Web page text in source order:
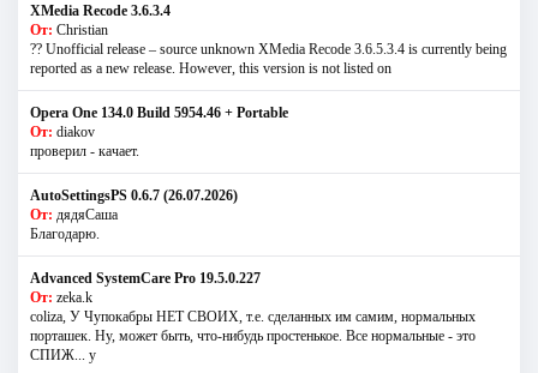
XMedia Recode 3.6.3.4
От: Christian
?? Unofficial release – source unknown XMedia Recode 3.6.5.3.4 is currently being
reported as a new release. However, this version is not listed on
Opera One 134.0 Build 5954.46 + Portable
От: diakov
проверил - качает.
AutoSettingsPS 0.6.7 (26.07.2026)
От: дядяСаша
Благодарю.
Advanced SystemCare Pro 19.5.0.227
От: zeka.k
coliza, У Чупокабры НЕТ СВОИХ, т.е. сделанных им самим, нормальных
порташек. Ну, может быть, что-нибудь простенькое. Все нормальные - это
СПИЖ... у